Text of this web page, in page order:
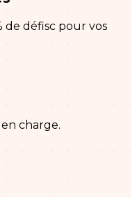
de défisc pour vos
charge.